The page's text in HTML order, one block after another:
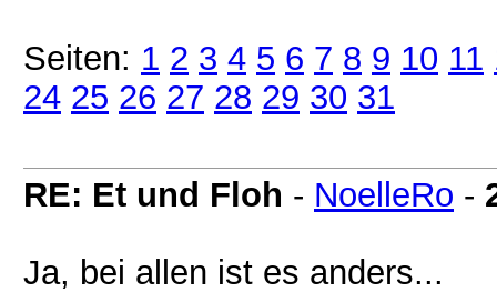
Seiten: 1 2 3 4 5 6 7 8 9 10 11
24 25 26 27 28 29 30 31
RE: Et und Floh - NoelleRo -
Ja, bei allen ist es anders...